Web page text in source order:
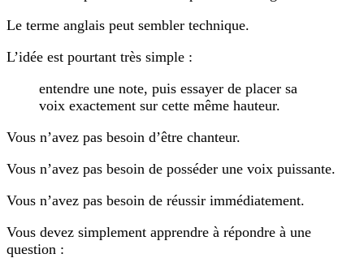
Le terme anglais peut sembler technique.
L’idée est pourtant très simple :
entendre une note, puis essayer de placer sa
voix exactement sur cette même hauteur.
Vous n’avez pas besoin d’être chanteur.
Vous n’avez pas besoin de posséder une voix puissante.
Vous n’avez pas besoin de réussir immédiatement.
Vous devez simplement apprendre à répondre à une
question :